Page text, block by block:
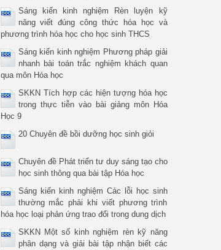
Sáng kiến kinh nghiệm Rèn luyện kỹ
năng viết đúng công thức hóa học và
phương trình hóa học cho học sinh THCS
Sáng kiến kinh nghiệm Phương pháp giải
nhanh bài toán trắc nghiệm khách quan
qua môn Hóa học
SKKN Tích hợp các hiện tượng hóa học
trong thực tiễn vào bài giảng môn Hóa
Học 9
20 Chuyên đề bồi dưỡng học sinh giỏi
Chuyên đề Phát triển tư duy sáng tạo cho
học sinh thông qua bài tập Hóa học
Sáng kiến kinh nghiệm Các lỗi học sinh
thường mắc phải khi viết phương trình
hóa học loại phản ứng trao đổi trong dung dịch
SKKN Một số kinh nghiệm rèn kỹ năng
phân dạng và giải bài tập nhận biết các